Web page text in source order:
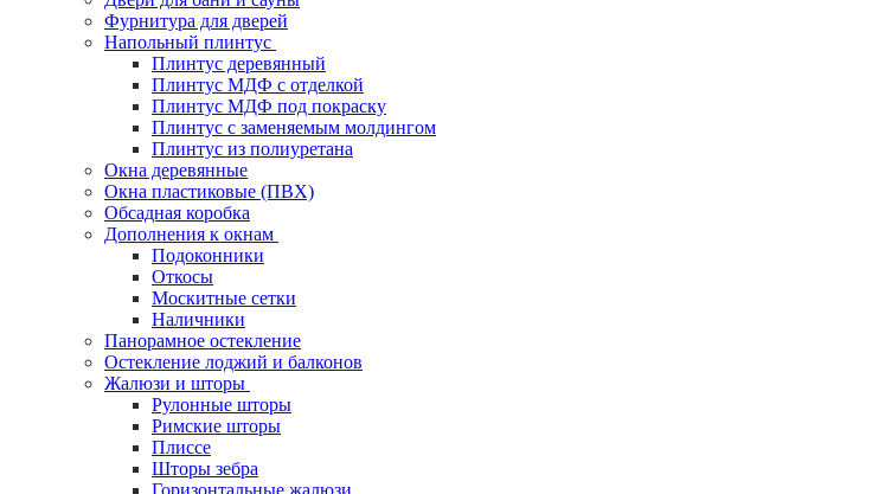
Фурнитура для дверей
Напольный плинтус
Плинтус деревянный
Плинтус МДФ с отделкой
Плинтус МДФ под покраску
Плинтус с заменяемым молдингом
Плинтус из полиуретана
Окна деревянные
Окна пластиковые (ПВХ)
Обсадная коробка
Дополнения к окнам
Подоконники
Откосы
Москитные сетки
Наличники
Панорамное остекление
Остекление лоджий и балконов
Жалюзи и шторы
Рулонные шторы
Римские шторы
Плиссе
Шторы зебра
Горизонтальные жалюзи